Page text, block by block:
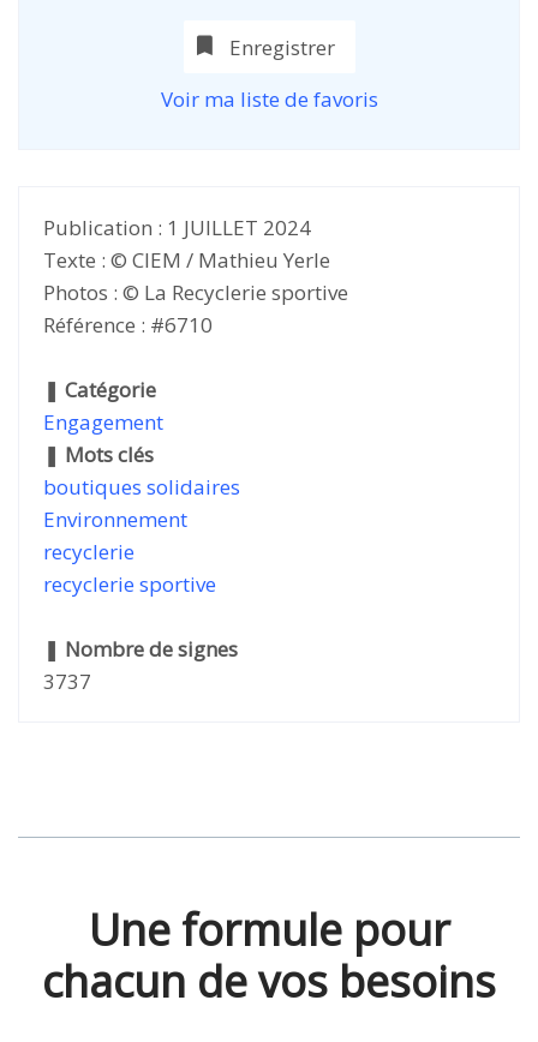
Enregistrer
Voir ma liste de favoris
Publication : 1 JUILLET 2024
Texte : © CIEM / Mathieu Yerle
Photos : © La Recyclerie sportive
Référence : #6710
❚ Catégorie
Engagement
❚ Mots clés
boutiques solidaires
Environnement
recyclerie
recyclerie sportive
❚ Nombre de signes
3737
Une formule pour
chacun de vos besoins